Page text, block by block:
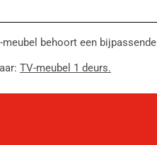
behoort een bijpassende
TV-meubel 1 deurs.